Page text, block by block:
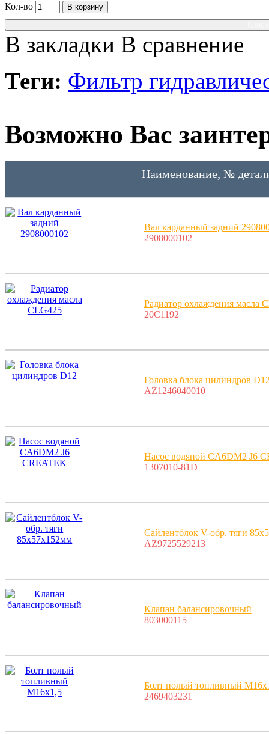
Кол-во
В корзину
В закладки В сравнение
Теги: Фильтр
Возможно Вас
Наименование, №
Вал карданный задний
2908000102
Радиатор охлаждения масла
20С1192
Головка блока цилиндров
AZ1246040010
Насос водяной CA6DM2 J6
1307010-81D
Сайлентблок V-обр. тяги
AZ9725529213
Клапан балансировочный
803000115
Болт полый топливный
2469403231